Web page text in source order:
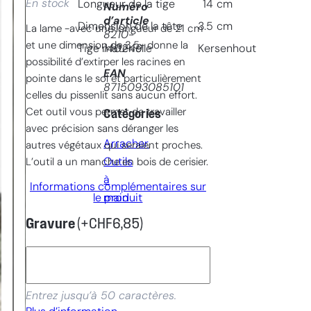
En stock
La lame -avec une longueur de 21 cm
et une dimension de 3,5- donne la
possibilité d’extirper les racines en
pointe dans le sol et particulièrement
celles du pissenlit sans aucun effort.
Cet outil vous permet de travailler
avec précision sans déranger les
autres végétaux qui seraient proches.
L’outil a un manche en bois de cerisier.
Informations complémentaires sur
le produit
Gravure(+CHF6,85)
Entrez jusqu’à 50 caractères.
Longueur de la tige 14 cm
Dimension de la tête 3.5 cm
Tige matèrielle Kersenhout
Numéro
d’article
8210-
140249
EAN
8715093085101
Catégories
Arracher,
Outils
à
main